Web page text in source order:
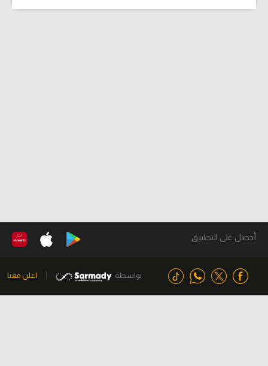
أحصل على التطبيق
بواسطة اعلن معنا